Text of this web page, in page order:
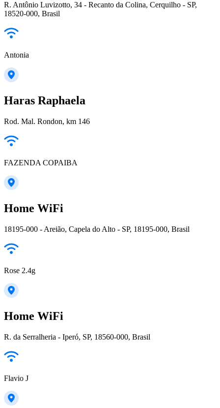
R. Antônio Luvizotto, 34 - Recanto da Colina, Cerquilho - SP,
18520-000, Brasil
Antonia
Haras Raphaela
Rod. Mal. Rondon, km 146
FAZENDA COPAIBA
Home WiFi
18195-000 - Areião, Capela do Alto - SP, 18195-000, Brasil
Rose 2.4g
Home WiFi
R. da Serralheria - Iperó, SP, 18560-000, Brasil
Flavio J